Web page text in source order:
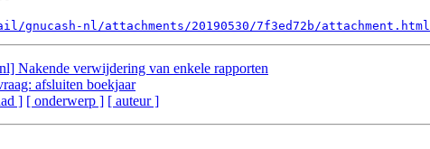
nl/attachments/20190530/7f3ed72b/attachment.html
Nakende verwijdering van enkele rapporten
afsluiten boekjaar
] [ onderwerp ] [ auteur ]